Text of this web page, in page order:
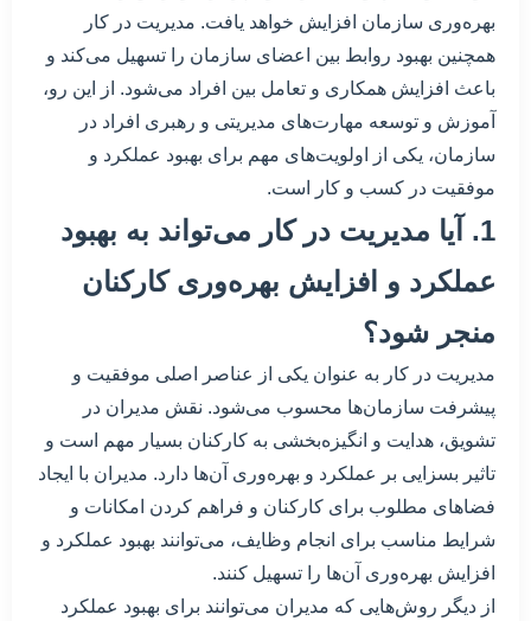
بهره‌وری سازمان افزایش خواهد یافت. مدیریت در کار
همچنین بهبود روابط بین اعضای سازمان را تسهیل می‌کند و
باعث افزایش همکاری و تعامل بین افراد می‌شود. از این رو،
آموزش و توسعه مهارت‌های مدیریتی و رهبری افراد در
سازمان، یکی از اولویت‌های مهم برای بهبود عملکرد و
موفقیت در کسب و کار است.
1. آیا مدیریت در کار می‌تواند به بهبود
عملکرد و افزایش بهره‌وری کارکنان
منجر شود؟
مدیریت در کار به عنوان یکی از عناصر اصلی موفقیت و
پیشرفت سازمان‌ها محسوب می‌شود. نقش مدیران در
تشویق، هدایت و انگیزه‌بخشی به کارکنان بسیار مهم است و
تاثیر بسزایی بر عملکرد و بهره‌وری آن‌ها دارد. مدیران با ایجاد
فضاهای مطلوب برای کارکنان و فراهم کردن امکانات و
شرایط مناسب برای انجام وظایف، می‌توانند بهبود عملکرد و
افزایش بهره‌وری آن‌ها را تسهیل کنند.
از دیگر روش‌هایی که مدیران می‌توانند برای بهبود عملکرد